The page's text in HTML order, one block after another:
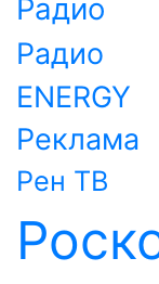
Радио
Радио
ENERGY
Реклама
Рен ТВ